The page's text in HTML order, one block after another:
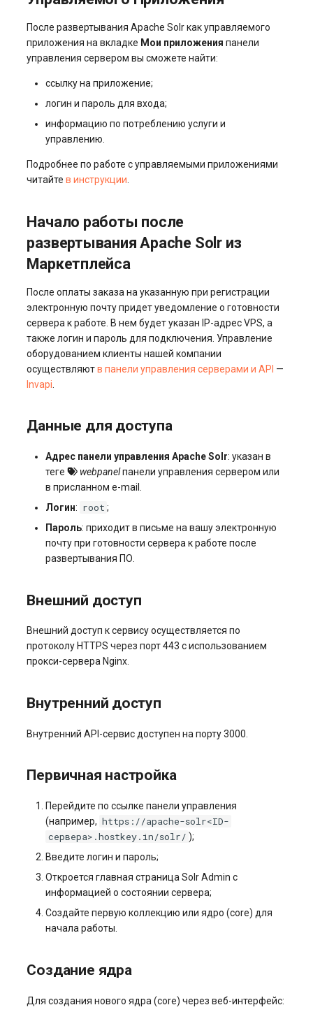
После развертывания Apache Solr как управляемого
приложения на вкладке Мои приложения панели
управления сервером вы сможете найти:
ссылку на приложение;
логин и пароль для входа;
информацию по потреблению услуги и
управлению.
Подробнее по работе с управляемыми приложениями
читайтев инструкции
Начало работы после
развертывания Apache Solr из
Маркетплейса
После оплаты заказа на указанную при регистрации
электронную почту придет уведомление о готовности
сервера к работе. В нем будет указан IP-адрес VPS, а
также логин и пароль для подключения. Управление
оборудованием клиенты нашей компании
осуществляютв панели управления серверами и API —
Invapi
Данные для доступа
Адрес панели управления Apache Solr: указан в
теге
webpanelпанели управления сервером или
в присланном e-mail.
Логин: root ;
Пароль: приходит в письме на вашу электронную
почту при готовности сервера к работе после
развертывания ПО.
Внешний доступ
Внешний доступ к сервису осуществляется по
протоколу HTTPS через порт 443 с использованием
прокси-сервера Nginx.
Внутренний доступ
Внутренний API-сервис доступен на порту 3000.
Первичная настройка
Перейдите по ссылке панели управления
(например, https://apache-solr<ID-
сервера>.hostkey.in/solr/ );
Введите логин и пароль;
Откроется главная страница Solr Admin с
информацией о состоянии сервера;
Создайте первую коллекцию или ядро (core) для
начала работы.
Создание ядра
Для создания нового ядра (core) через веб-интерфейс: